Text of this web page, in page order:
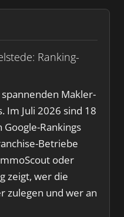
Ranking-
Makler-
Im Juli 2026 sind 18
Rankings
Betriebe
oder
zeigt, wer die
zulegen und wer an